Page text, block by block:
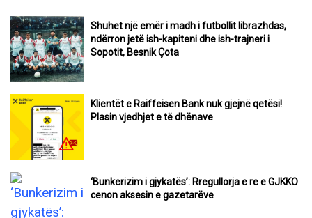
Shuhet një emër i madh i futbollit librazhdas,
ndërron jetë ish-kapiteni dhe ish-trajneri i
Sopotit, Besnik Çota
Klientët e Raiffeisen Bank nuk gjejnë qetësi!
Plasin vjedhjet e të dhënave
‘Bunkerizim i gjykatës’: Rregullorja e re e GJKKO
cenon aksesin e gazetarëve